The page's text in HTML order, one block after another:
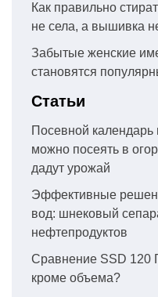
Как правильно
не села, а вышивка
Забытые женские
становятся
Статьи
Посевной календарь
можно посеять в
дадут урожай
Эффективные
вод: шнековый
нефтепродуктов
Сравнение SSD 120
кроме объема?